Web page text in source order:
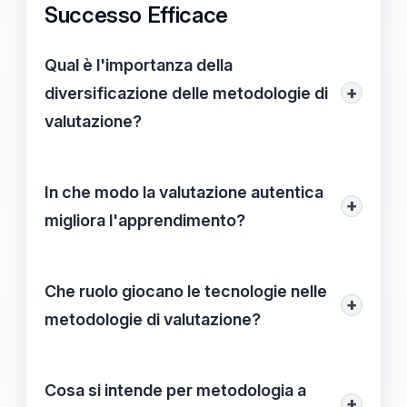
Successo Efficace
Qual è l'importanza della
diversificazione delle metodologie di
valutazione?
+
valutazione permette di rispondere alle
esigenze specifiche di ciascun progetto,
supporto adeguato.
In che modo la valutazione autentica
migliora l'apprendimento?
+
apprendimento esperienziale, aumentando
il coinvolgimento degli studenti attraverso
competenze acquisite.
Che ruolo giocano le tecnologie nelle
metodologie di valutazione?
+
correttamente, possono potenziare i
Cosa si intende per metodologia a